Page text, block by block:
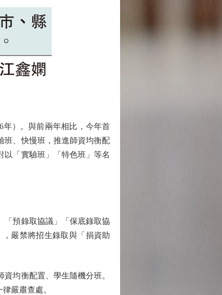
）。與前兩年相比，今年首
班、快慢班，推進師資均衡配
「實驗班」「特色班」等名
預錄取協議」「保底錄取協
嚴禁將招生錄取與「捐資助
均衡配置、學生隨機分班。
嚴肅查處。